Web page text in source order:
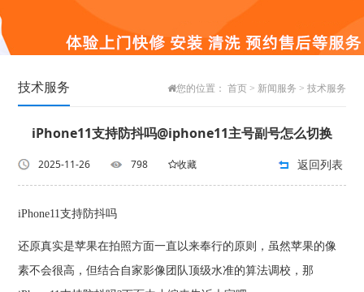
技术服务 您的位置： 首页> 新闻服务 > 技术服务
iPhone11支持防抖吗@iphone11主号副号怎么切换
2025-11-26 798 收藏 返回列表
iPhone11支持防抖吗
还原真实是苹果在拍照方面一直以来奉行的原则，虽然苹果的像
素不会很高，但结合自家影像团队顶级水准的算法调校，那